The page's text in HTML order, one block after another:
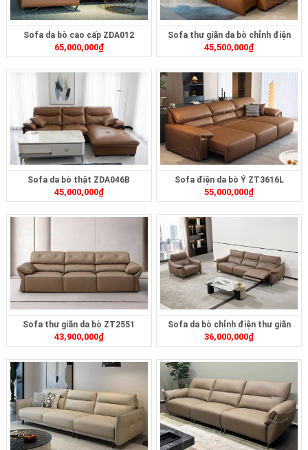
Sofa da bò cao cấp ZDA012
65,000,000₫
Sofa thư giãn da bò chỉnh điện
ZT2617
45,500,000₫
Sofa da bò thật ZDA046B
45,000,000₫
Sofa điện da bò Ý ZT3616L
55,000,000₫
Sofa thư giãn da bò ZT2551
43,900,000₫
Sofa da bò chỉnh điện thư giãn
ZT2612
36,000,000₫